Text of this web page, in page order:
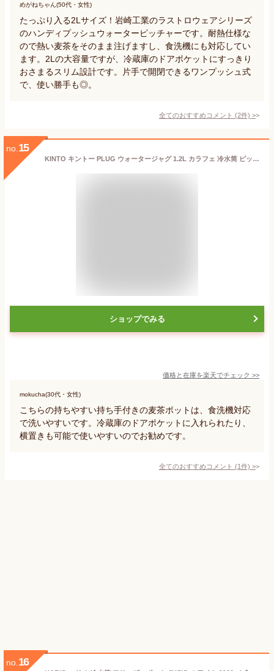
めがねちゃん(50代・女性)
たっぷり入る2Lサイズ！岩崎工業のラストロウェアシリーズ
のハンディプッシュウォーターピッチャーです。耐熱仕様な
ので熱い麦茶をそのまま注げますし、食洗機にも対応してい
ます。2Lの大容量ですが、冷蔵庫のドアポケットにすっきり
おさまるスリム設計です。片手で開閉できるワンプッシュ式
で、使い勝手も◎。
全てのおすすめコメント (2件) >
no. 15
KINTO キントー PLUG ウォータージャグ 1.2L カラフェ 冷水筒 ピッチャー 麦茶ポット 食洗機対応 ピッチャー 冷水ポット ブラック シンプル おしゃれ お茶ポット 麦茶 横置き 縦置き 水差し 密閉 ホワイト
ショップでみる
価格と在庫を楽天でチェック >>
mokucha(30代・女性)
こちらの持ちやすい持ち手付きの麦茶ポットは、食洗機対応
で洗いやすいです。冷蔵庫のドアポケットに入れられたり、
横置きも可能で使いやすいのでお勧めです。
全てのおすすめコメント (1件) >
no. 16